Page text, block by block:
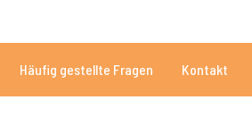
Häufig gestellte Fragen Kontakt